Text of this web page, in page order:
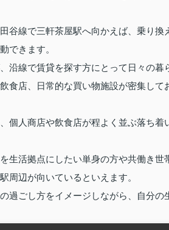
谷線で三軒茶屋駅へ向かえば、乗り
できます。
沿線で賃貸を探す方にとって日々の暮
食店、日常的な買い物施設が密集し
個人商店や飲食店が程よく並ぶ落ち
生活拠点にしたい単身の方や共働き
周辺が向いているといえます。
過ごし方をイメージしながら、自分の